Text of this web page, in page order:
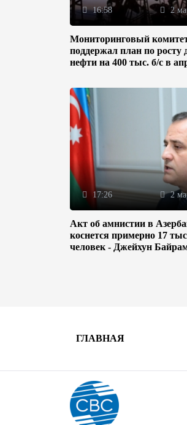
16:58 2
Мониторинговый
поддержал план по росту
нефти на 400 тыс. б/с в
17:26 2
Акт об амнистии в
коснется примерно 17
человек - Джейхун
ГЛАВНАЯ